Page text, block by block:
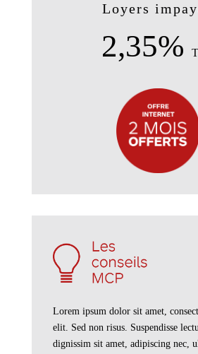
Loyers
2,35%
Lorem ipsum dolor sit amet,
elit. Sed non risus. Suspendisse
dignissim sit amet, adipiscing nec,